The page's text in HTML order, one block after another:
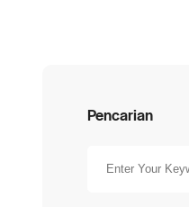
Pencarian